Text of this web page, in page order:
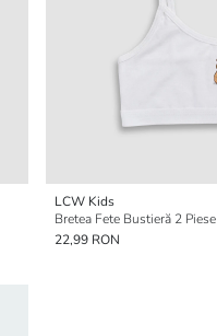
LCW Kids
Bretea Fete Bustieră 2 Piese
22,99 RON